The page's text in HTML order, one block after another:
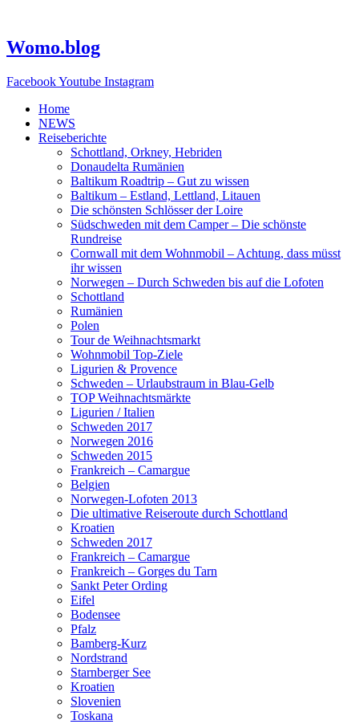
springen
Womo.blog
FacebookYoutube Instagram
Home
NEWS
Reiseberichte
Schottland, Orkney, Hebriden
Donaudelta Rumänien
Baltikum Roadtrip – Gut zu wissen
Baltikum – Estland, Lettland, Litauen
Die schönsten Schlösser der Loire
Südschweden mit dem Camper – Die schönste
Rundreise
Cornwall mit dem Wohnmobil – Achtung, dass müsst
ihr wissen
Norwegen – Durch Schweden bis auf die Lofoten
Schottland
Rumänien
Polen
Tour de Weihnachtsmarkt
Wohnmobil Top-Ziele
Ligurien & Provence
Schweden – Urlaubstraum in Blau-Gelb
TOP Weihnachtsmärkte
Ligurien / Italien
Schweden 2017
Norwegen 2016
Schweden 2015
Frankreich – Camargue
Belgien
Norwegen-Lofoten 2013
Die ultimative Reiseroute durch Schottland
Kroatien
Schweden 2017
Frankreich – Camargue
Frankreich – Gorges du Tarn
Sankt Peter Ording
Eifel
Bodensee
Pfalz
Bamberg-Kurz
Nordstrand
Starnberger See
Kroatien
Slovenien
Toskana